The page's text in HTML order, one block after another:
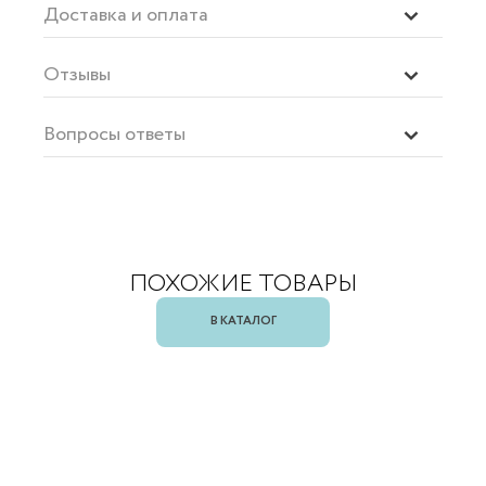
Доставка и оплата
Отзывы
Вопросы ответы
ПОХОЖИЕ ТОВАРЫ
В КАТАЛОГ